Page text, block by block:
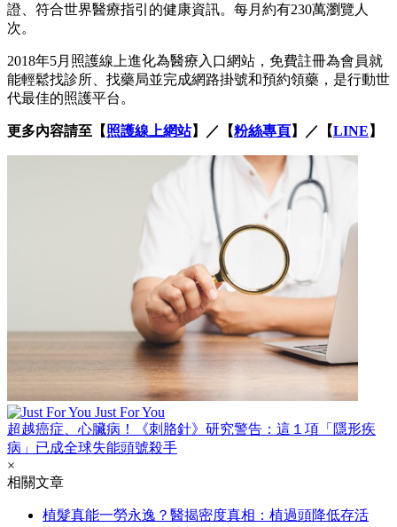
證、符合世界醫療指引的健康資訊。每月約有230萬瀏覽人
次。
2018年5月照護線上進化為醫療入口網站，免費註冊為會員就
能輕鬆找診所、找藥局並完成網路掛號和預約領藥，是行動世
代最佳的照護平台。
更多內容請至【照護線上網站】／【粉絲專頁】／【LINE 】
Just For You
超越癌症、心臟病！《刺胳針》研究警告：這１項「隱形疾
病」已成全球失能頭號殺手
×
相關文章
植髮真能一勞永逸？醫揭密度真相：植過頭降低存活